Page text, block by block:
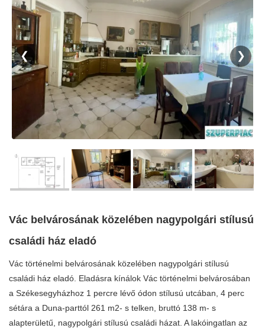
❮ ❯
Vác belvárosának közelében nagypolgári stílusú
családi ház eladó
Vác történelmi belvárosának közelében nagypolgári stílusú
családi ház eladó. Eladásra kínálok Vác történelmi belvárosában
a Székesegyházhoz 1 percre lévő ódon stílusú utcában, 4 perc
sétára a Duna-parttól 261 m2- s telken, bruttó 138 m- s
alapterületű, nagypolgári stílusú családi házat. A lakóingatlan az